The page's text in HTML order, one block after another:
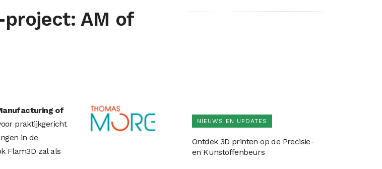
project: AM of
of
praktijkgericht
in de
Flam3D zal als
NIEUWS EN UPDATES
Ontdek 3D printen op de Precisie-
en Kunstoffenbeurs